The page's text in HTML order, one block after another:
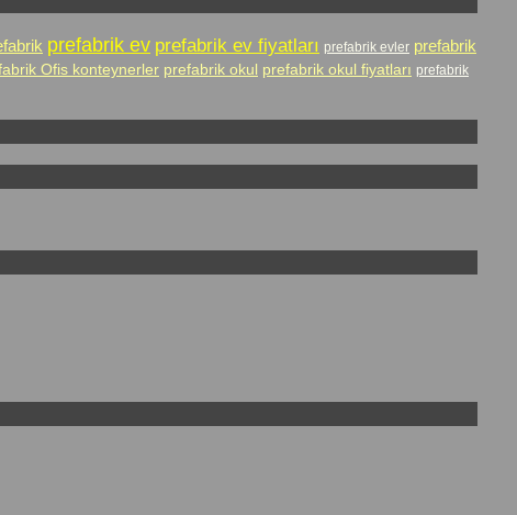
prefabrik ev prefabrik ev fiyatları prefabrik evler prefabrik
Ofis konteynerler prefabrik okul prefabrik okul fiyatları prefabrik